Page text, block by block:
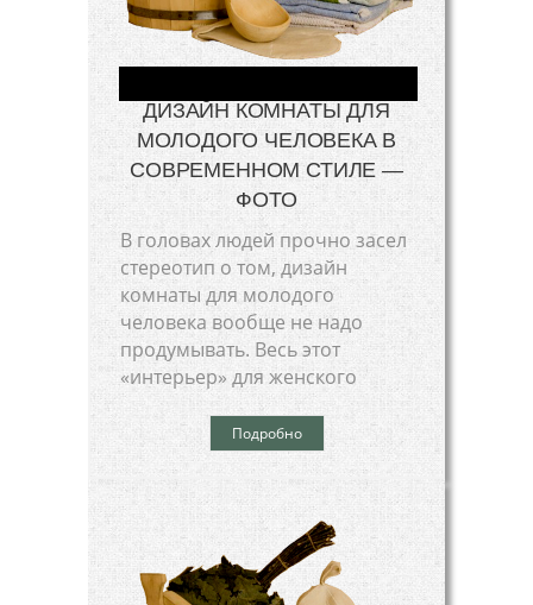
ДИЗАЙН КОМНАТЫ ДЛЯ
МОЛОДОГО ЧЕЛОВЕКА В
СОВРЕМЕННОМ СТИЛЕ —
ФОТО
В головах людей прочно засел
стереотип о том, дизайн
комнаты для молодого
человека вообще не надо
продумывать. Весь этот
«интерьер» для женского
Подробно